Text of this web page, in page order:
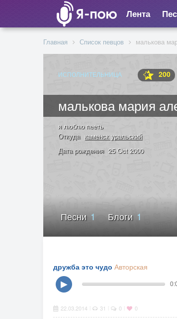
Лента
Главная Список певцов малькова
ИСПОЛНИТЕЛЬНИЦА 200
малькова мария
я люблю пееть
Откуда каменск уральский
Дата рождения 25 Oct 2000
Песни1 Блоги 1
дружба это чудо Авторская
▶
22.03.2014 31 0 0